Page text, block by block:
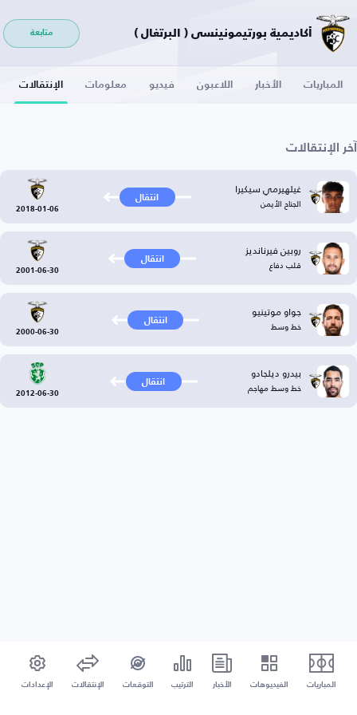
أكاديمية بورتيمونينسي ( البرتغال ) متابعة
المباريات الأخبار اللاعبون فيديو معلومات الإنتقالات
آخر الإنتقالات
غيلهيرمي سيكيرا
الجناح الأيمن انتقال
2018-01-06
روبين فيرنانديز
قلب دفاع انتقال
2001-06-30
جواو موتينيو
خط وسط انتقال
2000-06-30
بيدرو ديلجادو
خط وسط مهاجم انتقال
2012-06-30
المباريات الفيديوهات الأخبار الترتيب التوقعات الإنتقالات الإعدادات